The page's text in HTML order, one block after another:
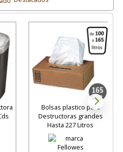
Bolsas plastico para
Destructoras grandes
Hasta 227 Litros